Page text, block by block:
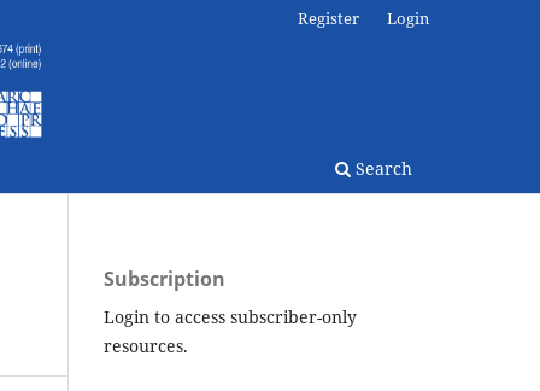
Search
Register Login
Subscription
Login to access subscriber-only
resources.